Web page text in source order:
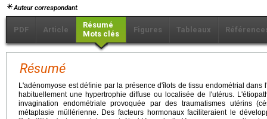
Auteur correspondant.
PDF Article
Résumé
Mots clés
Figures Tableaux
Résumé
L'adénomyose est déﬁnie par la présence d'îlots de tissu endométrial
habituellement une hypertrophie diffuse ou localisée de l'utérus.
invagination endométriale provoquée par des traumatismes utérins
métaplasie müllérienne. Des facteurs hormonaux faciliteraient le